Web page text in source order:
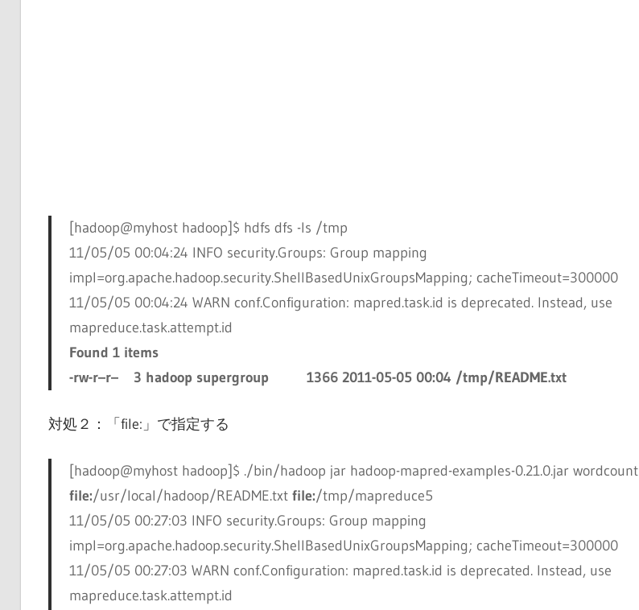
[hadoop@myhost hadoop]$ hdfs dfs -ls /tmp
11/05/05 00:04:24 INFO security.Groups: Group mapping
impl=org.apache.hadoop.security.ShellBasedUnixGroupsMapping; cacheTimeout=300000
11/05/05 00:04:24 WARN conf.Configuration: mapred.task.id is deprecated. Instead, use
mapreduce.task.attempt.id
Found 1 items
-rw-r–r– 3 hadoop supergroup 1366 2011-05-05 00:04 /tmp/README.txt
対処２：「file:」で指定する
[hadoop@myhost hadoop]$ ./bin/hadoop jar hadoop-mapred-examples-0.21.0.jar wordcount
file:/usr/local/hadoop/README.txt file:/tmp/mapreduce5
11/05/05 00:27:03 INFO security.Groups: Group mapping
impl=org.apache.hadoop.security.ShellBasedUnixGroupsMapping; cacheTimeout=300000
11/05/05 00:27:03 WARN conf.Configuration: mapred.task.id is deprecated. Instead, use
mapreduce.task.attempt.id